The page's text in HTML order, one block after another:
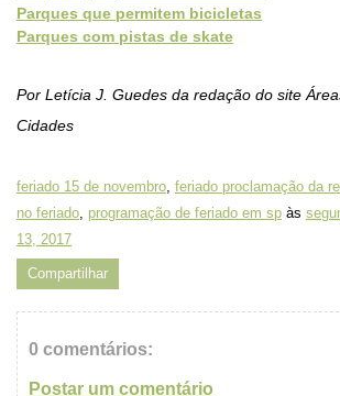
Parques que permitem bicicletas
Parques com pistas de skate
Por Letícia J. Guedes da redação do site
Cidades
feriado 15 de novembro feriado proclamação da
no feriado programação de feriado em sp às
13, 2017
Compartilhar
0 comentários:
Postar um comentário